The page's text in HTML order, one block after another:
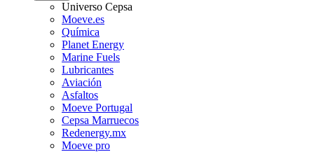
Universo Cepsa
Moeve.es
Química
Planet Energy
Marine Fuels
Lubricantes
Aviación
Asfaltos
Moeve Portugal
Cepsa Marruecos
Redenergy.mx
Moeve pro